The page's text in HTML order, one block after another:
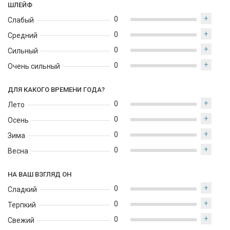
ШЛЕЙФ
Слабый
Средний
Сильный
Очень сильный
0 +
0 +
0 +
0 +
ДЛЯ КАКОГО ВРЕМЕНИ ГОДА?
Лето
Осень
Зима
Весна
0 +
0 +
0 +
0 +
НА ВАШ ВЗГЛЯД ОН
Сладкий
Терпкий
Свежий
0 +
0 +
0 +